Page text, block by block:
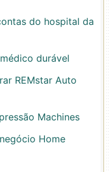
do hospital da
durável
REMstar Auto
Machines
Home